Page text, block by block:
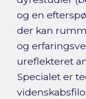
og en
der kan
og
ureflekteret
Specialet er